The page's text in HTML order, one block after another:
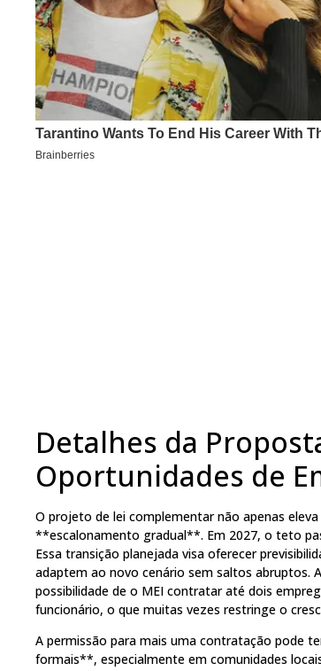
Detalhes da
Oportunidades de
O projeto de lei complementar não apenas
**escalonamento gradual**. Em 2027, o teto
Essa transição planejada visa oferecer
adaptem ao novo cenário sem saltos
possibilidade de o MEI contratar até dois
funcionário, o que muitas vezes restringe o
A permissão para mais uma contratação pode
formais**, especialmente em comunidades